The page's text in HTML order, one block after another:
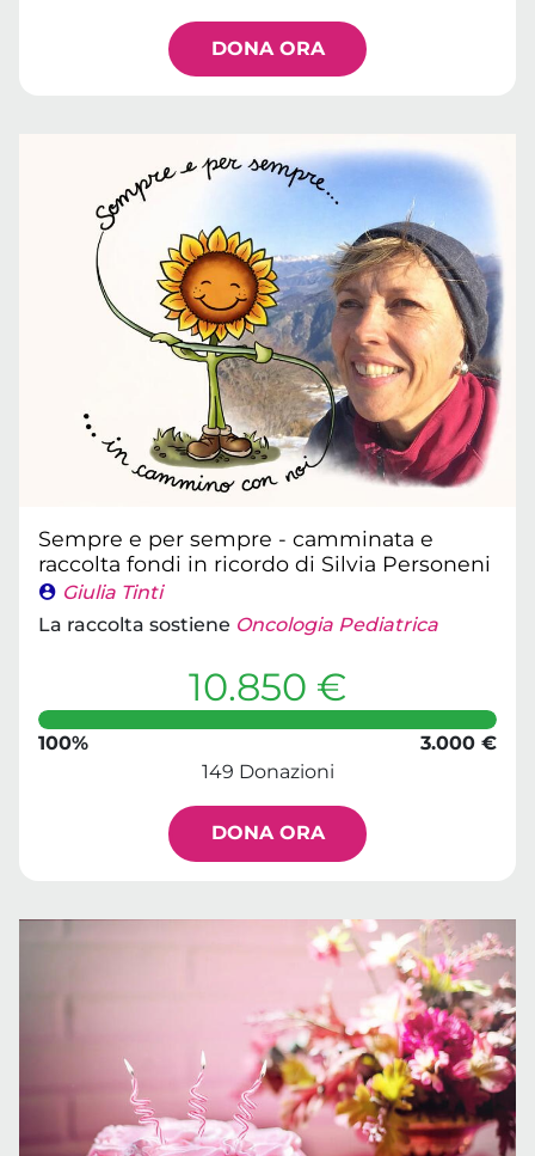
DONA ORA
Sempre e per sempre - camminata e
raccolta fondi in ricordo di Silvia Personeni
Giulia Tinti
La raccolta sostiene Oncologia Pediatrica
10.850 €
100%
3.000 €
149 Donazioni
DONA ORA